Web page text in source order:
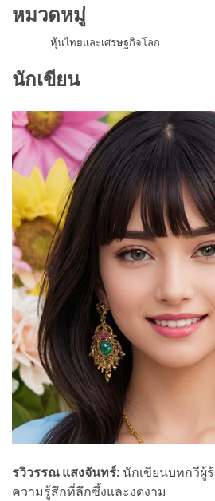
หมวดหมู่
หุ้นไทยและเศรษฐกิจโลก
นักเขียน
รวิวรรณ แสงจันทร์: นักเขียนบทกวีผู้
ความรู้สึกที่ลึกซึ้งและงดงาม